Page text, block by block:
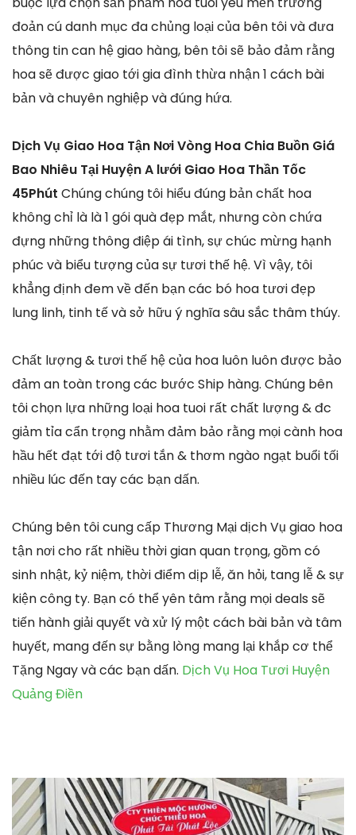
đoản cú danh mục đa chủng loại của bên tôi và đưa
thông tin can hệ giao hàng, bên tôi sẽ bảo đảm rằng
hoa sẽ được giao tới gia đình thừa nhận 1 cách bài
bản và chuyên nghiệp và đúng hứa.
Dịch Vụ Giao Hoa Tận Nơi Vòng Hoa Chia Buồn Giá
Bao Nhiêu Tại Huyện A lưới Giao Hoa Thần Tốc
45Phút Chúng chúng tôi hiểu đúng bản chất hoa
không chỉ là là 1 gói quà đẹp mắt, nhưng còn chứa
đựng những thông điệp ái tình, sự chúc mừng hạnh
phúc và biểu tượng của sự tươi thế hệ. Vì vậy, tôi
khẳng định đem về đến bạn các bó hoa tươi đẹp
lung linh, tinh tế và sở hữu ý nghĩa sâu sắc thâm thúy.
Chất lượng & tươi thế hệ của hoa luôn luôn được bảo
đảm an toàn trong các bước Ship hàng. Chúng bên
tôi chọn lựa những loại hoa tuoi rất chất lượng & đc
giảm tỉa cẩn trọng nhằm đảm bảo rằng mọi cành hoa
hầu hết đạt tới độ tươi tắn & thơm ngào ngạt buổi tối
nhiều lúc đến tay các bạn dấn.
Chúng bên tôi cung cấp Thương Mại dịch Vụ giao hoa
tận nơi cho rất nhiều thời gian quan trọng, gồm có
sinh nhật, kỷ niệm, thời điểm dịp lễ, ăn hỏi, tang lễ & sự
kiện công ty. Bạn có thể yên tâm rằng mọi deals sẽ
tiến hành giải quyết và xử lý một cách bài bản và tâm
huyết, mang đến sự bằng lòng mang lại khắp cơ thể
Tặng Ngay và các bạn dấn. Dịch Vụ Hoa Tươi Huyện
Quảng Điền